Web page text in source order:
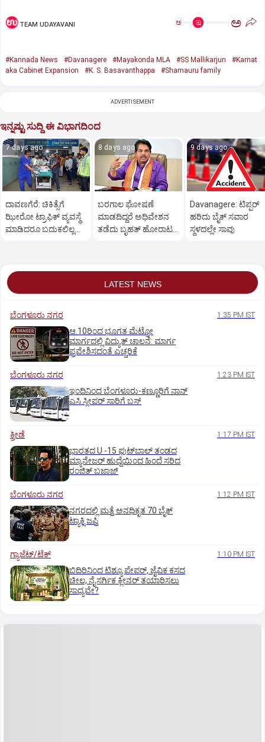
TEAM UDAYAVANI ಅ ಅ
#Kannada News #Davanagere #Mayakonda MLA #SS Mallikarjun
#Karnat
aka Cabinet Expansion
#K. S. Basavanthappa #Shamauru family
ADVERTISEMENT
ಇನ್ನಷ್ಟು ಸುದ್ದಿ ಈ ವಿಭಾಗದಿಂದ
7 days ago
ದಾವಣಗೆರೆ: ಚಿಕಿತ್ಸೆಗೆ
ಝೀರೋ ಟ್ರಾಫಿಕ್ ವ್ಯವಸ್ಥೆ
ಮಾಡಿದರೂ ಬದುಕಲಿಲ್ಲ
8 days ago
ಬರಗಾಲ ಘೋಷಣೆ
ಮಾಡದಿದ್ದರೆ ಅಧಿವೇಶನ
ತಡೆದು ಬೃಹತ್ ಹೋರಾಟ:
9 days ago
Davanagere: ಟಿಪ್ಪರ್
ಹರಿದು ಬೈಕ್ ಸವಾರ
ಸ್ಥಳದಲ್ಲೇ ಸಾವು
LATEST NEWS
ಬೆಂಗಳೂರು ನಗರ 1:35 PM IST
ಆ.10ರಿಂದ ಭೂಗತ ಮೆಟ್ರೋ
ಮಾರ್ಗದಲ್ಲಿ ವಿದ್ಯುತ್‌ ಚಾಲನೆ: ಮಾರ್ಗ
ಪ್ರವೇಶಿಸದಂತೆ ಎಚ್ಚರಿಕೆ
ಬೆಂಗಳೂರು ನಗರ 1:23 PM IST
ಇಂದಿನಿಂದ ಬೆಂಗಳೂರು-ಕಣ್ಣೂರಿಗೆ ನಾನ್‌
ಎಸಿ ಸ್ಲೀಪರ್‌ ಸಾರಿಗೆ ಬಸ್‌
ಕ್ರೀಡೆ 1:17 PM IST
ಭಾರತದ U -15 ಫುಟ್‌ಬಾಲ್ ತಂಡದ
ಮ್ಯಾನೇಜರ್‌ ಹುದ್ದೆಯಿಂದ ಹಿಂದೆ ಸರಿದ
ರಂಜಿತ್‌ ಬಜಾಜ್‌
ಬೆಂಗಳೂರು ನಗರ 1:12 PM IST
ನಗರದಲ್ಲಿ ಮತ್ತೆ ಅನಧಿಕೃತ 70 ಬೈಕ್‌
ಟ್ಯಾಕ್ಸಿ ಜಪ್ತಿ
ಗ್ಯಾಜೆಟ್/ಟೆಕ್ 1:10 PM IST
ಬಿದಿರಿನಿಂದ ಟಿಶ್ಯೂ ಪೇಪರ್‌, ಜೈವಿಕ ಕಸದ
ಚೀಲ, ನೈಸರ್ಗಿಕ ಕ್ಲೀನರ್‌ ತಯಾರಿಸಲು
ಸಾಧ್ಯವೇ?